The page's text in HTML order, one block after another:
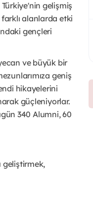
gelişmiş
alanlarda etki
gençleri
ve büyük bir
geniş
hikayelerini
güçleniyorlar.
340 Alumni, 60
geliştirmek,